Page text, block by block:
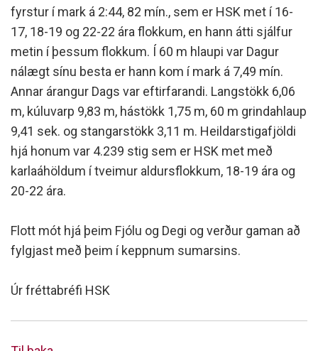
fyrstur í mark á 2:44, 82 mín., sem er HSK met í 16-
17, 18-19 og 22-22 ára flokkum, en hann átti sjálfur
metin í þessum flokkum. Í 60 m hlaupi var Dagur
nálægt sínu besta er hann kom í mark á 7,49 mín.
Annar árangur Dags var eftirfarandi. Langstökk 6,06
m, kúluvarp 9,83 m, hástökk 1,75 m, 60 m grindahlaup
9,41 sek. og stangarstökk 3,11 m. Heildarstigafjöldi
hjá honum var 4.239 stig sem er HSK met með
karlaáhöldum í tveimur aldursflokkum, 18-19 ára og
20-22 ára.
Flott mót hjá þeim Fjólu og Degi og verður gaman að
fylgjast með þeim í keppnum sumarsins.
Úr fréttabréfi HSK